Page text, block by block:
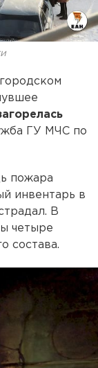
ГУ МЧС по
пожара
инвентарь в
В
четыре
состава.